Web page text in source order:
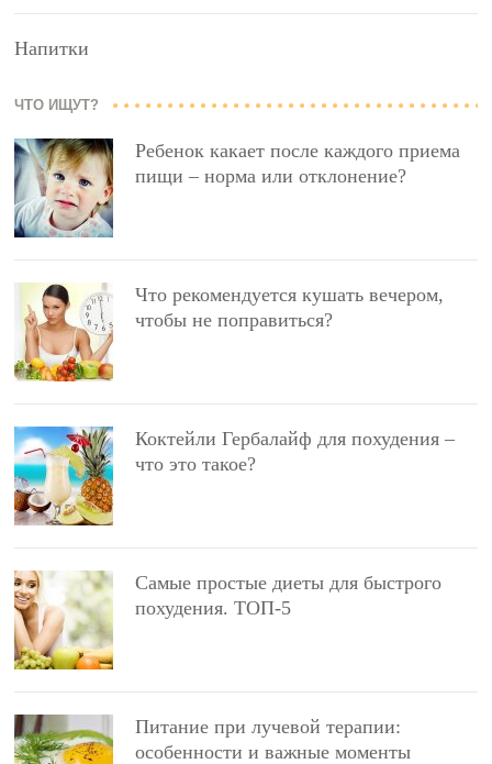
Напитки
ЧТО ИЩУТ?
Ребенок какает после каждого приема
пищи – норма или отклонение?
Что рекомендуется кушать вечером,
чтобы не поправиться?
Коктейли Гербалайф для похудения –
что это такое?
Самые простые диеты для быстрого
похудения. ТОП-5
Питание при лучевой терапии:
особенности и важные моменты